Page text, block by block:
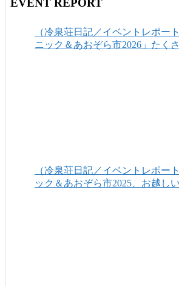
EVENT REPORT
（冷泉荘日記／イベントレポー
ニック＆あおぞら市2026」たく
（冷泉荘日記／イベントレポー
ック＆あおぞら市2025、お越し